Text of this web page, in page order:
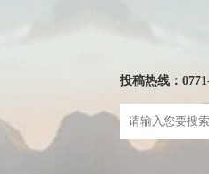
投稿热线：